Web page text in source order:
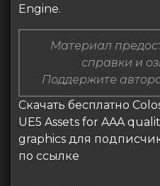
Engine.
Материал
справки и
Поддержите
Скачать бесплатно
UE5 Assets for AAA
graphics для
по ссылке